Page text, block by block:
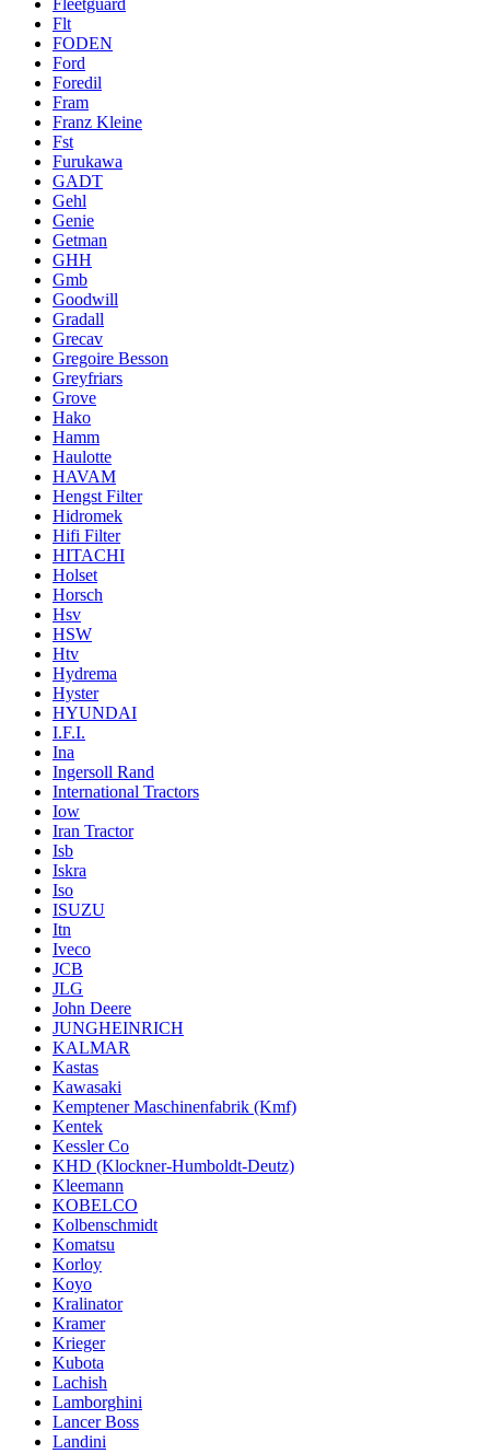
Flt
FODEN
Ford
Foredil
Fram
Franz Kleine
Fst
Furukawa
GADT
Gehl
Genie
Getman
GHH
Gmb
Goodwill
Gradall
Grecav
Gregoire Besson
Greyfriars
Grove
Hako
Hamm
Haulotte
HAVAM
Hengst Filter
Hidromek
Hifi Filter
HITACHI
Holset
Horsch
Hsv
HSW
Htv
Hydrema
Hyster
HYUNDAI
I.F.I.
Ina
Ingersoll Rand
International Tractors
Iow
Iran Tractor
Isb
Iskra
Iso
ISUZU
Itn
Iveco
JCB
JLG
John Deere
JUNGHEINRICH
KALMAR
Kastas
Kawasaki
Kemptener Maschinenfabrik (Kmf)
Kentek
Kessler Co
KHD (Klockner-Humboldt-Deutz)
Kleemann
KOBELCO
Kolbenschmidt
Komatsu
Korloy
Koyo
Kralinator
Kramer
Krieger
Kubota
Lachish
Lamborghini
Lancer Boss
Landini